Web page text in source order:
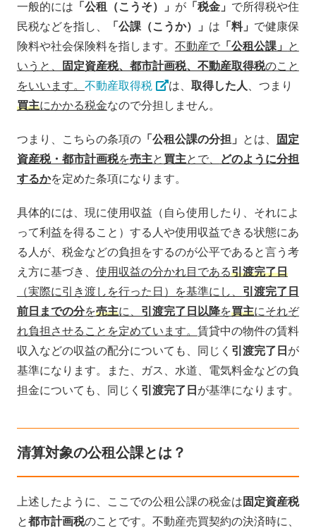
一般的には 「公租（こうそ）」 が「税金」 で所得税や住
民税などを指し、
「公課（こうか）」 は 「料」 で健康保
険料や社会保険料を指します。 不動産で「公租公課」
と
いうと、
固定資産税、都市計画税、不動産取得税のこと
をいいます。 不動産取得税 は、 取得した人
、つまり
買主にかかる税金なので分担しません。
つまり、こちらの条項の「公租公課の分担」 とは、
固定
資産税・都市計画税を売主と 買主とで、
どのように分担
するかを定めた条項になります。
具体的には、現に使用収益（自ら使用したり、それによ
って利益を得ること）する人や使用収益できる状態にあ
る人が、税金などの負担をするのが公平であると言う考
え方に基づき、 使用収益の分かれ目である引渡完了日
（実際に引き渡しを行った日）を基準にし、 引渡完了日
前日までの分を売主に、 引渡完了日以降を買主にそれぞ
れ負担させることを定めています。 賃貸中の物件の賃料
収入などの収益の配分についても、同じく 引渡完了日 が
基準になります。また、ガス、水道、電気料金などの負
担金についても、同じく 引渡完了日 が基準になります。
清算対象の公租公課とは？
上述したように、ここでの公租公課の税金は 固定資産税
と都市計画税のことです。不動産売買契約の決済時に、